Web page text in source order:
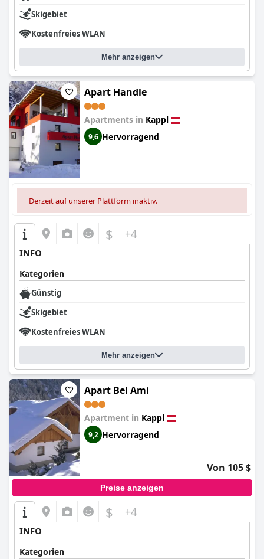
Skigebiet
Kostenfreies WLAN
Mehr anzeigen
Apart Handle
Apartments in Kappl
9,6 Hervorragend
Derzeit auf unserer Plattform inaktiv.
$ +4
INFO
Kategorien
Günstig
Skigebiet
Kostenfreies WLAN
Mehr anzeigen
Apart Bel Ami
Apartment in Kappl
9,2 Hervorragend
Von 105 $
Preise anzeigen
$ +4
INFO
Kategorien